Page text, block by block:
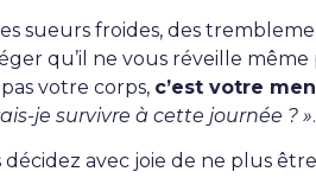
sueurs froides, des
qu’il ne vous réveille
votre corps, c’est votre
je survivre à cette journée ? ».
décidez avec joie de ne plus